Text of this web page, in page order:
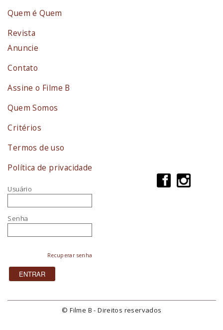
Quem é Quem
Revista
Anuncie
Contato
Assine o Filme B
Quem Somos
Critérios
Termos de uso
Política de privacidade
Usuário
Senha
Recuperar senha
© Filme B - Direitos reservados